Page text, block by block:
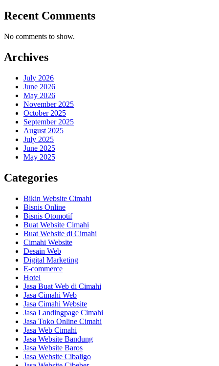
Recent Comments
No comments to show.
Archives
July 2026
June 2026
May 2026
November 2025
October 2025
September 2025
August 2025
July 2025
June 2025
May 2025
Categories
Bikin Website Cimahi
Bisnis Online
Bisnis Otomotif
Buat Website Cimahi
Buat Website di Cimahi
Cimahi Website
Desain Web
Digital Marketing
E-commerce
Hotel
Jasa Buat Web di Cimahi
Jasa Cimahi Web
Jasa Cimahi Website
Jasa Landingpage Cimahi
Jasa Toko Online Cimahi
Jasa Web Cimahi
Jasa Website Bandung
Jasa Website Baros
Jasa Website Cibaligo